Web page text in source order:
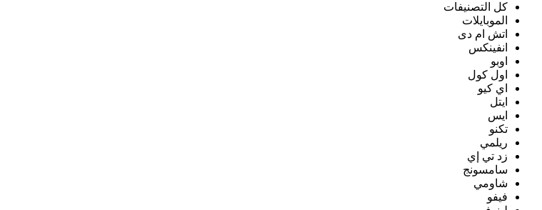
كل التصنيفات
الموبايلات
اتش ام دى
انفينكس
اوبو
اول كول
اي كيو
ايتل
ايس
تكنو
ريلمي
زد تي إي
سامسونج
شاومي
فيفو